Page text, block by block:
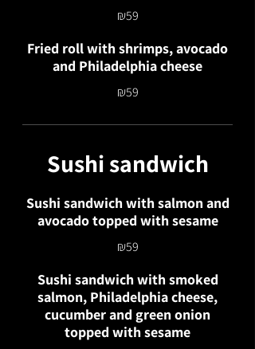
₪59
Fried roll with shrimps, avocado
and Philadelphia cheese
₪59
Sushi sandwich
Sushi sandwich with salmon and
avocado topped with sesame
₪59
Sushi sandwich with smoked
salmon, Philadelphia cheese,
cucumber and green onion
topped with sesame